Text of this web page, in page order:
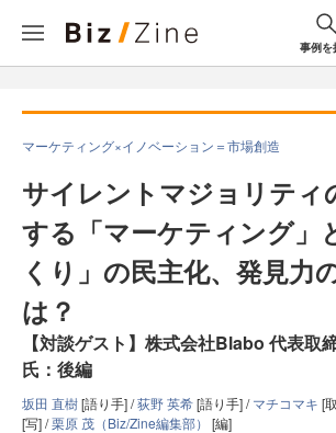
事例を
マーケティング×イノベーション＝市場創造
サイレントマジョリティ
する「マーケティング」
くり」の民主化、発見力
は？
【対談ゲスト】株式会社Blabo 代表取
氏：後編
坂田 直樹[語り手] /荻野 英希[語り手] /マチコマキ [
[写] /栗原 茂（Biz/Zine編集部） [編]